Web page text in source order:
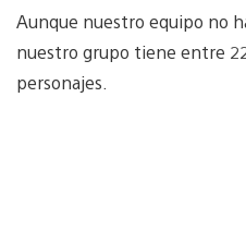
Aunque nuestro equipo no
nuestro grupo tiene entre
personajes.